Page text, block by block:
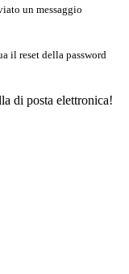
un messaggio
il reset della password
di posta elettronica!